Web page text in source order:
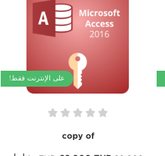
على الإنترنت فقط!
copy of